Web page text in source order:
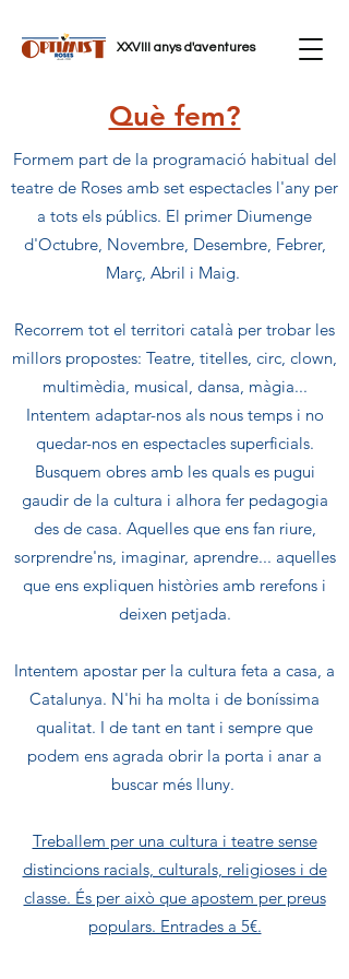
XXVIII anys d'aventures
Què fem?
Formem part de la programació habitual del
teatre de Roses amb set espectacles l'any per
a tots els públics. El primer Diumenge
d'Octubre, Novembre, Desembre, Febrer,
Març, Abril i Maig.
Recorrem tot el territori català per trobar les
millors propostes: Teatre, titelles, circ, clown,
multimèdia, musical, dansa, màgia...
Intentem adaptar-nos als nous temps i no
quedar-nos en espectacles superficials.
Busquem obres amb les quals es pugui
gaudir de la cultura i alhora fer pedagogia
des de casa. Aquelles que ens fan riure,
sorprendre'ns, imaginar, aprendre... aquelles
que ens expliquen històries amb rerefons i
deixen petjada.
Intentem apostar per la cultura feta a casa, a
Catalunya. N'hi ha molta i de boníssima
qualitat. I de tant en tant i sempre que
podem ens agrada obrir la porta i anar a
buscar més lluny.
Treballem per una cultura i teatre sense
distincions racials, culturals, religioses i de
classe. És per això que apostem per preus
populars. Entrades a 5€.